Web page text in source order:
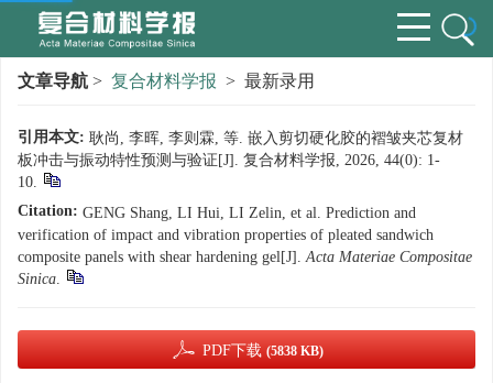
文章导航 > 复合材料学报 > 最新录用
引用本文: 耿尚, 李晖, 李则霖, 等. 嵌入剪切硬化胶的褶皱夹芯复材
板冲击与振动特性预测与验证[J]. 复合材料学报, 2026, 44(0): 1-
10.
Citation: GENG Shang, LI Hui, LI Zelin, et al. Prediction and
verification of impact and vibration properties of pleated sandwich
composite panels with shear hardening gel[J].Acta Materiae Compositae
Sinica.
PDF下载 (5838 KB)